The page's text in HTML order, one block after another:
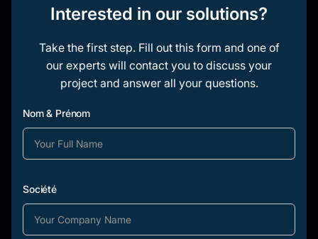
Interested in our solutions?
Take the first step. Fill out this form and one of
our experts will contact you to discuss your
project and answer all your questions.
Nom & Prénom
Société